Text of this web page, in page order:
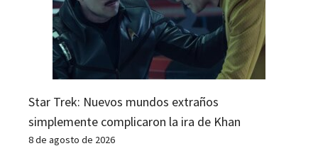
Star Trek: Nuevos mundos extraños
simplemente complicaron la ira de Khan
8 de agosto de 2026